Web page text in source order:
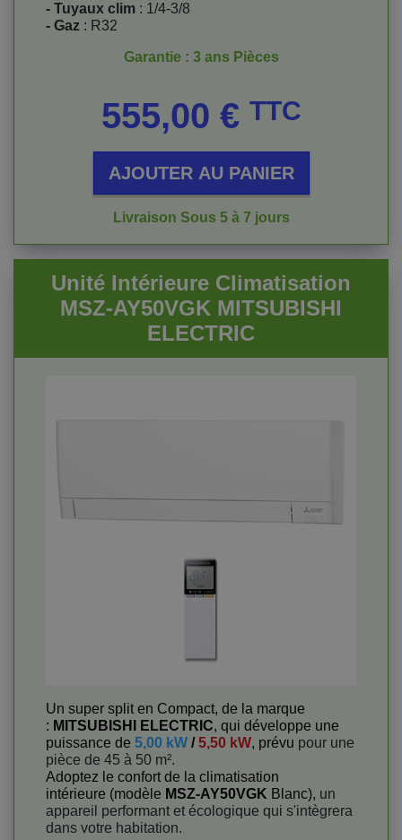
- Tuyaux clim : 1/4-3/8
- Gaz : R32
Garantie : 3 ans Pièces
555,00 € TTC
AJOUTER AU PANIER
Livraison Sous 5 à 7 jours
Unité Intérieure Climatisation
MSZ-AY50VGK MITSUBISHI
ELECTRIC
Un super split en Compact, de la marque
: MITSUBISHI ELECTRIC, qui développe une
puissance de 5,00 kW /5,50 kW, prévu pour une
pièce de 45 à 50 m².
Adoptez le confort de la climatisation
intérieure (modèle MSZ-AY50VGK Blanc), un
appareil performant et écologique qui s'intègrera
dans votre habitation.